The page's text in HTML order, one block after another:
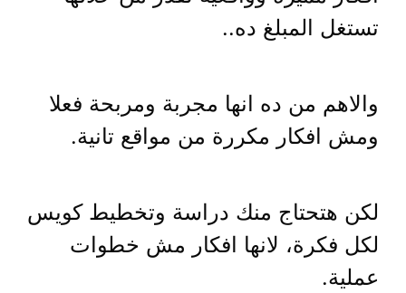
تستغل المبلغ ده..
والاهم من ده انها مجربة ومربحة فعلا
ومش افكار مكررة من مواقع تانية.
لكن هتحتاج منك دراسة وتخطيط كويس
لكل فكرة، لانها افكار مش خطوات
عملية.